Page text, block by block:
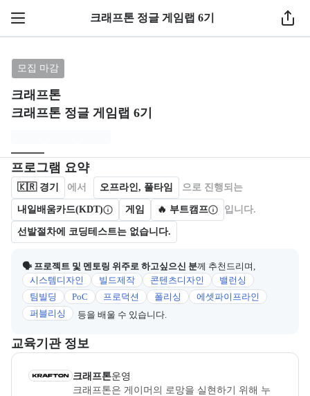
크래프톤 정글 게임랩 6기
1 / 13
모집 마감
크래프톤
크래프톤 정글 게임랩 6기
브랜드: 크래프톤, 과정명: 크래프톤 정글 게임랩 6기
모집개요
프로그램 요약
캠프를 운영하거나 참여하는 회사 정보를 카드 형태로 제공한다.
🇰🇷 경기 에서 오프라인, 풀타임 으로 진행되는
내일배움카드(KDT) 게임 🔥 부트캠프 입니다.
선발절차에 코딩테스트는 없습니다.
🗣 프로젝트 및 멘토링 위주로 하고싶으신 분께 추천드리며,
시스템디자인
빌드제작 콘텐츠디자인
밸런싱
팀빌딩
PoC 프로덕션 폴리싱
에셋파이프라인
퍼블리싱
등을 배울 수 있습니다.
이 섹션에서는 부트캠프를 운영하거나 주관하는 회사의 정보를 카드
교육기관 정보
크래프톤은(는) 본 부트캠프의
크래프톤운영
크래프톤은 게이머의 로망을 실현하기 위해 누